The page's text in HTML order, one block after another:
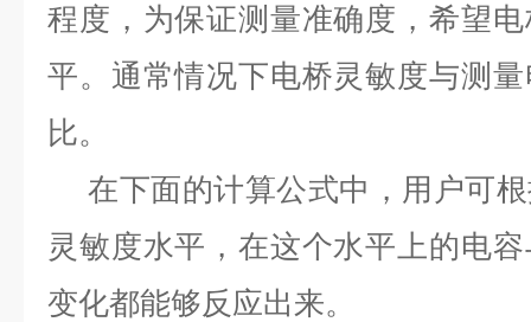
程度，为保证测量准确度，希望
平。通常情况下电桥灵敏度与测
比。
在下面的计算公式中，用户可
灵敏度水平，在这个水平上的电
变化都能够反应出来。